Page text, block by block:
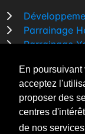
En
acceptez
proposer des
centres
de nos
Parrainage
Parrainage
Comparatif